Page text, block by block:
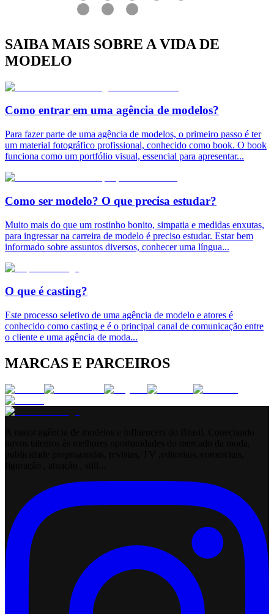
SAIBA MAIS SOBRE A VIDA DE
MODELO
Como entrar em uma agência de modelos?
Para fazer parte de uma agência de modelos, o primeiro passo é ter
um material fotográfico profissional, conhecido como book. O book
funciona como um portfólio visual, essencial para apresentar...
Como ser modelo? O que precisa estudar?
Muito mais do que um rostinho bonito, simpatia e medidas enxutas,
para ingressar na carreira de modelo é preciso estudar. Estar bem
informado sobre assuntos diversos, conhecer uma língua...
O que é casting?
Este processo seletivo de uma agência de modelo e atores é
conhecido como casting e é o principal canal de comunicação entre
o cliente e uma agência de moda...
MARCAS E PARCEIROS